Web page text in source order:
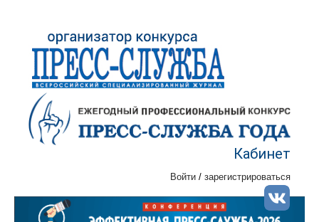
Кабинет
Войти / зарегистрироваться